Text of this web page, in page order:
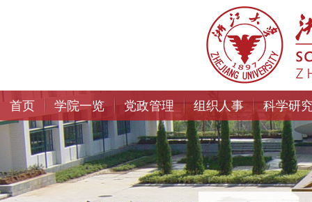
首页 学院一览 党政管理 组织人事 科学研